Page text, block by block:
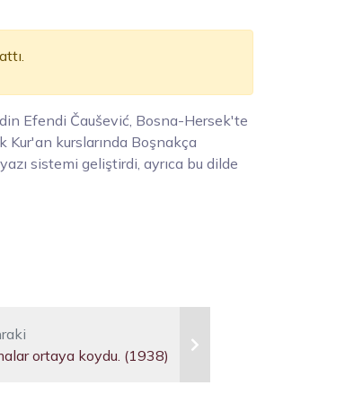
Efendi Čaušević, Bosna-Hersek'te
kurslarında Boşnakça
sistemi geliştirdi, ayrıca bu dilde
ortaya koydu. (1938)